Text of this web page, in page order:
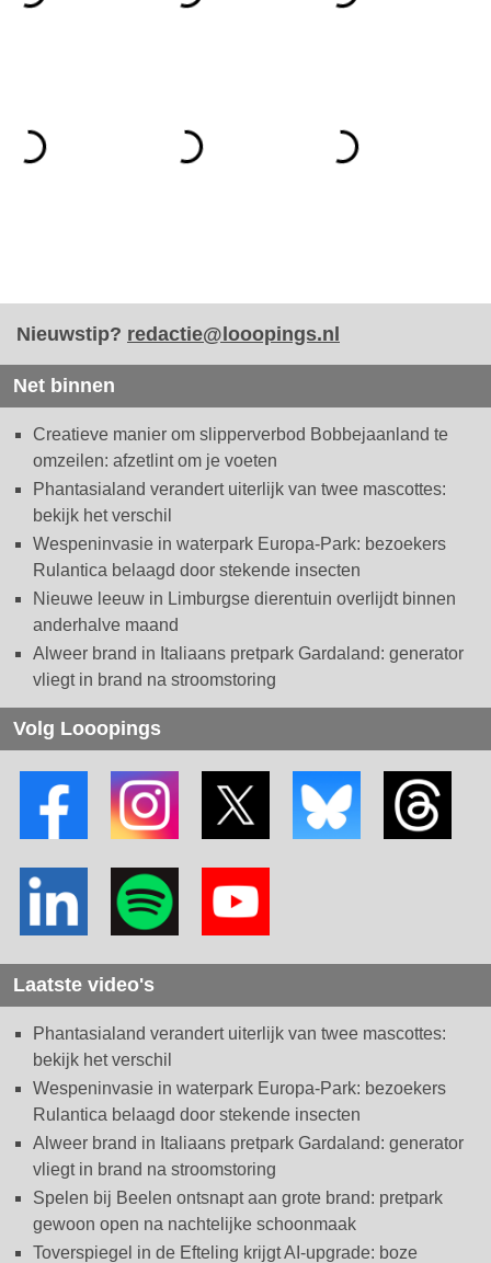
Nieuwstip? redactie@looopings.nl
Net binnen
Creatieve manier om slipperverbod Bobbejaanland te
omzeilen: afzetlint om je voeten
Phantasialand verandert uiterlijk van twee mascottes:
bekijk het verschil
Wespeninvasie in waterpark Europa-Park: bezoekers
Rulantica belaagd door stekende insecten
Nieuwe leeuw in Limburgse dierentuin overlijdt binnen
anderhalve maand
Alweer brand in Italiaans pretpark Gardaland: generator
vliegt in brand na stroomstoring
Volg Looopings
Laatste video's
Phantasialand verandert uiterlijk van twee mascottes:
bekijk het verschil
Wespeninvasie in waterpark Europa-Park: bezoekers
Rulantica belaagd door stekende insecten
Alweer brand in Italiaans pretpark Gardaland: generator
vliegt in brand na stroomstoring
Spelen bij Beelen ontsnapt aan grote brand: pretpark
gewoon open na nachtelijke schoonmaak
Toverspiegel in de Efteling krijgt AI-upgrade: boze